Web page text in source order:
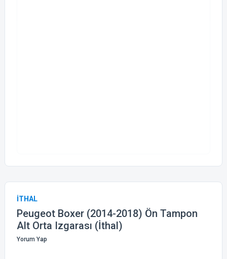
İTHAL
Peugeot Boxer (2014-2018) Ön Tampon
Alt Orta Izgarası (İthal)
Yorum Yap